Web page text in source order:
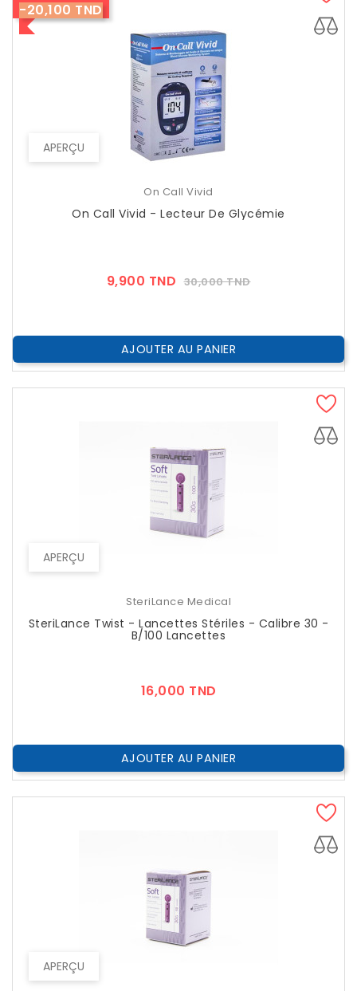
APERÇU
-20,100 TND
On Call Vivid
On Call Vivid - Lecteur De Glycémie
9,900 TND Prix
30,000 TNDPrix
AJOUTER AU PANIER
APERÇU
SteriLance Medical
SteriLance Twist - Lancettes Stériles - Calibre 30 -
B/100 Lancettes
16,000 TND
AJOUTER AU PANIER
APERÇU